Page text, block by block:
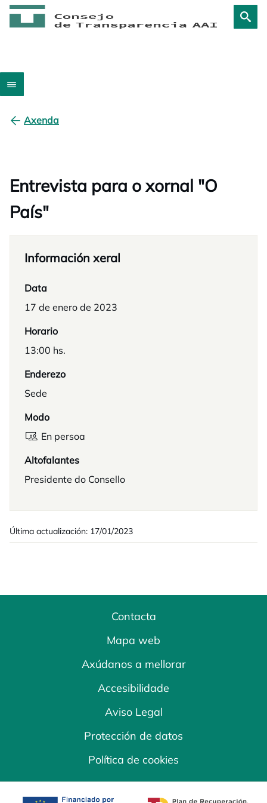
Axenda
Entrevista para o xornal "O
País"
Información xeral
Data
17 de enero de 2023
Horario
13:00 hs.
Enderezo
Sede
Modo
En persoa
Altofalantes
Presidente do Consello
Última actualización: 17/01/2023
Contacta
Mapa web
Axúdanos a mellorar
Accesibilidade
Aviso Legal
Protección de datos
Política de cookies